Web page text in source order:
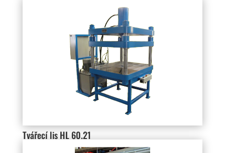
Tvářecí lis HL 60.21